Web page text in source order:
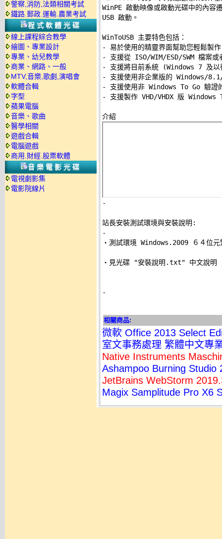
警察,消防,法類相關考試
鐵路.郵政.運輸.農業考試
程式軟體光碟
線上課程綜合教學
繪圖、專業設計
專業、幼兒教學
商業、網路、一般
MTV,音樂,歌劇,演唱會
軟體合輯
字型
蘋果電腦
音樂、歌曲
醫學相關
遊戲合輯
電腦遊戲
商用.財經.股票軟體
音樂電影光碟
電視劇影集
電影院線片
WinPE 啟動映像或啟動光碟中的內
USB 啟動。
WinToUSB 主要特色包括：
- 易於使用的精靈界面幫助您輕鬆製
- 支援從 ISO/WIM/ESD/SWM 檔案
- 支援將目前系統 (Windows 7 及
- 支援使用非企業版的 Windows/
- 支援使用非 Windows To Go 驗
- 支援製作 VHD/VHDX 版
-
站長安裝測試環境與安裝說明:
-
‧測試環境 Windows.2009 ６４位元
‧見光碟 "安裝說明.txt" 中文說明
-
相關商品:
微軟 Office 2013 Select
室文事務處理 繁體中文專
Native Instruments
Ashampoo Burning Studio
JetBrains WebStorm
Magix Samplitude Pro X6